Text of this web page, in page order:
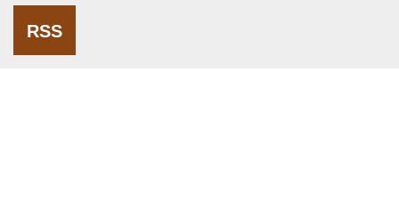
RSS